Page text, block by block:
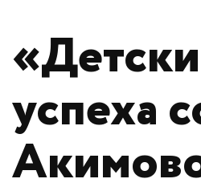
успеха